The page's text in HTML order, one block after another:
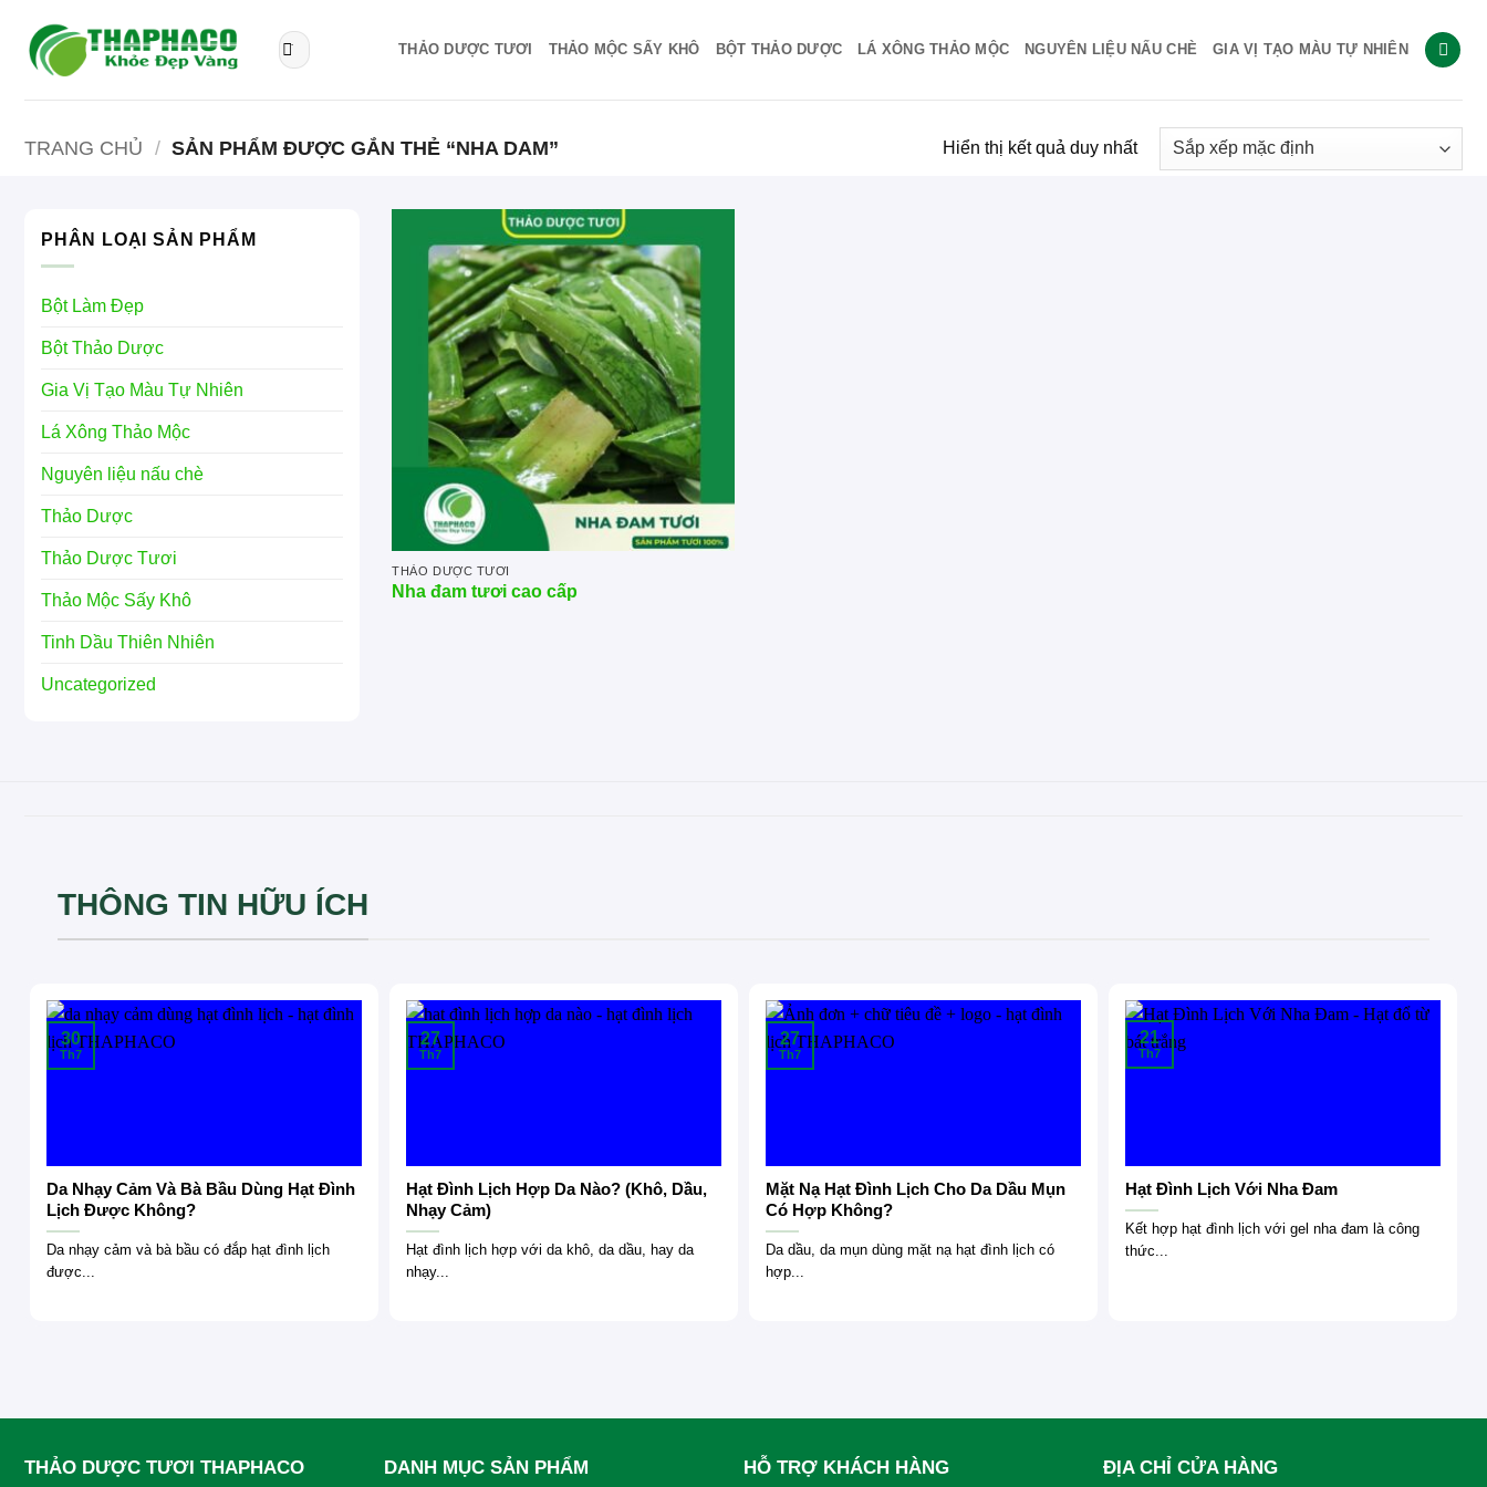
dung
Tìm
kiếm:
THẢO DƯỢC TƯƠI THẢO MỘC SẤY KHÔ BỘT THẢO DƯỢC LÁ XÔNG THẢO MỘC NGUYÊN LIỆU NẤU CHÈ GIA VỊ TẠO MÀU TỰ NHIÊN
TRANG CHỦ / SẢN PHẨM ĐƯỢC GẮN THẺ “NHA DAM” Hiển thị kết quả duy nhất
PHÂN LOẠI SẢN PHẨM
Bột Làm Đẹp
Bột Thảo Dược
Gia Vị Tạo Màu Tự Nhiên
Lá Xông Thảo Mộc
Nguyên liệu nấu chè
Thảo Dược
Thảo Dược Tươi
Thảo Mộc Sấy Khô
Tinh Dầu Thiên Nhiên
Uncategorized
THẢO DƯỢC TƯƠI
Nha đam tươi cao cấp
THÔNG TIN HỮU ÍCH
Da Nhạy Cảm Và Bà Bầu Dùng Hạt Đình
Lịch Được Không?
Da nhạy cảm và bà bầu có đắp hạt đình lịch
được...
30
Th7
Hạt Đình Lịch Hợp Da Nào? (Khô, Dầu,
Nhạy Cảm)
Hạt đình lịch hợp với da khô, da dầu, hay da
nhạy...
27
Th7
Mặt Nạ Hạt Đình Lịch Cho Da Dầu Mụn
Có Hợp Không?
Da dầu, da mụn dùng mặt nạ hạt đình lịch có
hợp...
27
Th7
Hạt Đình Lịch Với Nha Đam
Kết hợp hạt đình lịch với gel nha đam là công
thức...
21
Th7
THẢO DƯỢC TƯƠI THAPHACO DANH MỤC SẢN PHẨM HỖ TRỢ KHÁCH HÀNG ĐỊA CHỈ CỬA HÀNG